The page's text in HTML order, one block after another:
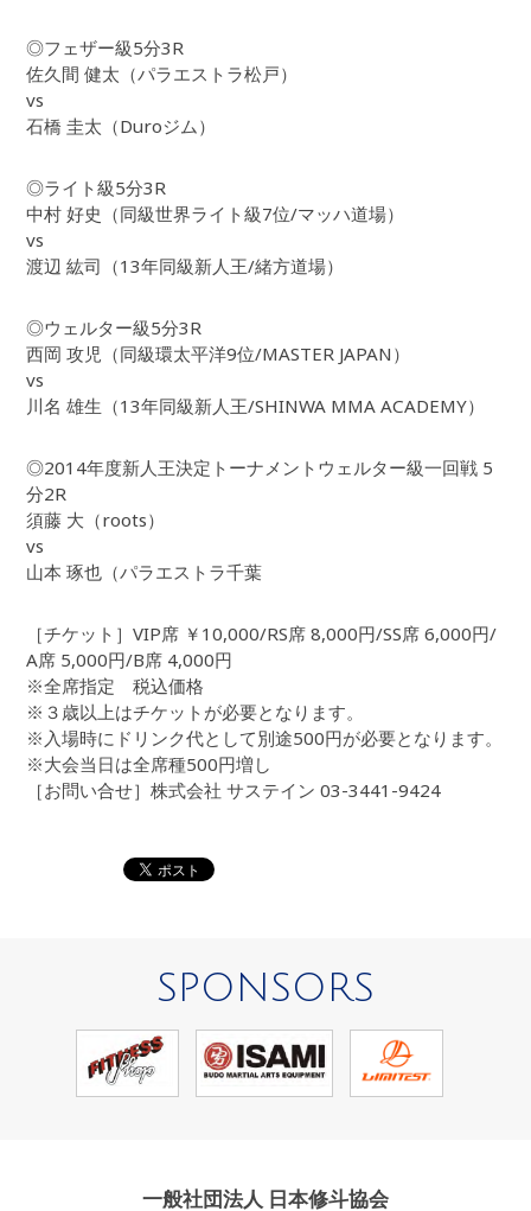
◎フェザー級5分3R
佐久間 健太（パラエストラ松戸）
vs
石橋 圭太（Duroジム）
◎ライト級5分3R
中村 好史（同級世界ライト級7位/マッハ道場）
vs
渡辺 紘司（13年同級新人王/緒方道場）
◎ウェルター級5分3R
西岡 攻児（同級環太平洋9位/MASTER JAPAN）
vs
川名 雄生（13年同級新人王/SHINWA MMA ACADEMY）
◎2014年度新人王決定トーナメントウェルター級一回戦 5
分2R
須藤 大（roots）
vs
山本 琢也（パラエストラ千葉
［チケット］VIP席 ￥10,000/RS席 8,000円/SS席 6,000円/
A席 5,000円/B席 4,000円
※全席指定 税込価格
※３歳以上はチケットが必要となります。
※入場時にドリンク代として別途500円が必要となります。
※大会当日は全席種500円増し
［お問い合せ］株式会社 サステイン 03-3441-9424
SPONSORS
一般社団法人 日本修斗協会